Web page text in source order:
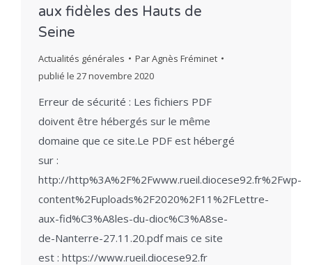
aux fidèles des Hauts de
Seine
Actualités générales ParAgnès Fréminet
publié le 27 novembre 2020
Erreur de sécurité : Les fichiers PDF
doivent être hébergés sur le même
domaine que ce site.Le PDF est hébergé
sur :
http://http%3A%2F%2Fwww.rueil.diocese92.fr%2Fwp-
content%2Fuploads%2F2020%2F11%2FLettre-
aux-fid%C3%A8les-du-dioc%C3%A8se-
de-Nanterre-27.11.20.pdf mais ce site
est : https://www.rueil.diocese92.fr